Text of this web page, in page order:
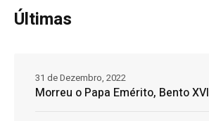
Últimas
Morreu o Papa Emérito, Bento XVI
31 de Dezembro, 2022